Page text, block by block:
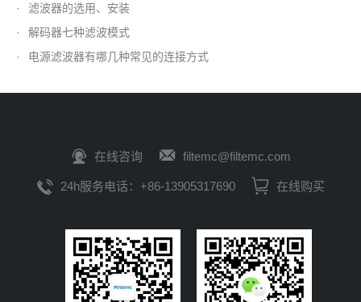
·
滤波器的选用、安装
·
解码器七种滤波模式
·
电源滤波器有哪几种常见的连接方式
在线咨询 filtemc@filtemc.com
24h服务电话：+86-13905317690 在线购买